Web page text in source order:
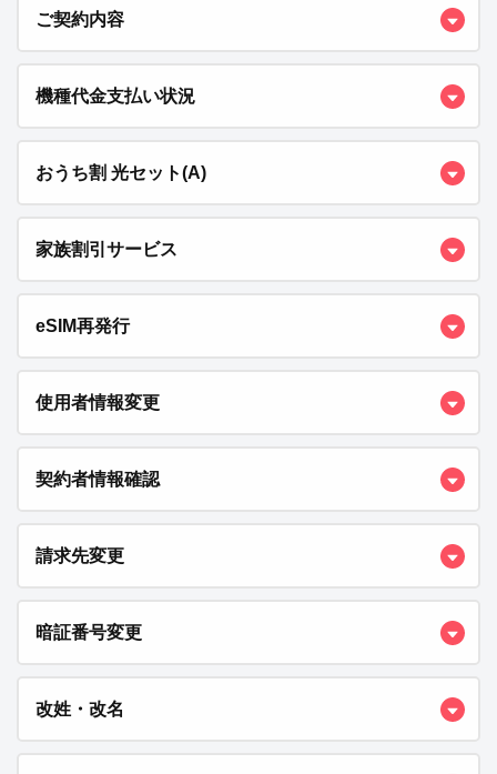
ご契約内容
機種代金支払い状況
おうち割 光セット(A)
家族割引サービス
eSIM再発行
使用者情報変更
契約者情報確認
請求先変更
暗証番号変更
改姓・改名